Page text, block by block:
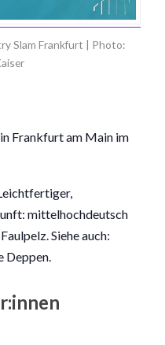
Slam Frankfurt | Photo:
Frankfurt am Main im
mittelhochdeutsch
Siehe auch:
Deppen.